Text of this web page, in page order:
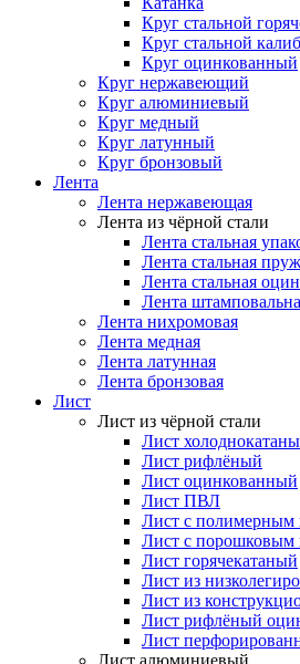
Круг стальной
Круг стальной
Круг оцинкованный
Круг нержавеющий
Круг алюминиевый
Круг медный
Круг латунный
Круг бронзовый
Лента
Лента нержавеющая
Лента из чёрной стали
Лента стальная
Лента стальная
Лента стальная
Лента
Лента нихромовая
Лента медная
Лента латунная
Лента бронзовая
Лист
Лист из чёрной стали
Лист
Лист рифлёный
Лист оцинкованный
Лист ПВЛ
Лист с полимерным
Лист с порошковым
Лист горячекатаный
Лист из
Лист из
Лист рифлёный
Лист
Лист алюминиевый